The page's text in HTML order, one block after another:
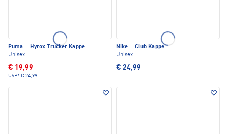
Puma · Hyrox Trucker Kappe
Unisex
€ 19,99
UVP* € 24,99
Nike · Club Kappe
Unisex
€ 24,99